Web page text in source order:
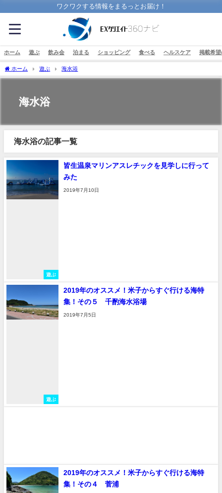
ワクワクする情報をまるっとお届け！
ホーム 遊ぶ 飲み会 泊まる ショッピング 食べる ヘルスケア 掲載希
ホーム 遊ぶ 海水浴
海水浴
海水浴の記事一覧
遊ぶ
皆生温泉マリンアスレチックを見学しに行って
みた
2019年7月10日
遊ぶ
2019年のオススメ！米子からすぐ行ける海特
集！その５ 千酌海水浴場
2019年7月5日
2019年のオススメ！米子からすぐ行ける海特
集！その４ 菅浦